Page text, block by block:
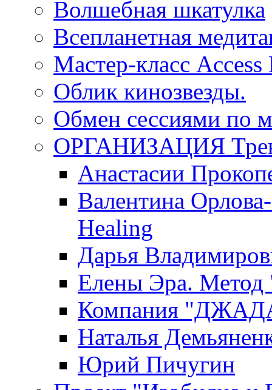
Волшебная шкатулка
Всепланетная
Мастер-класс
Облик кинозвезды.
Обмен сессиями по
ОРГАНИЗАЦИЯ
Анастасии
Валентина
Healing
Дарья
Елены Эра.
Компания
Наталья
Юрий Пичугин